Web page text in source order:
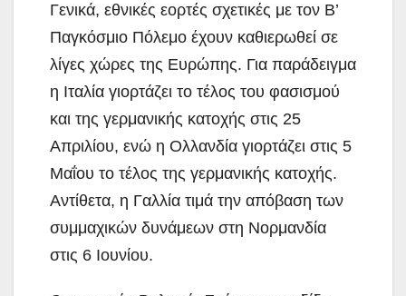
Γενικά, εθνικές εορτές σχετικές με τον Β’
Παγκόσμιο Πόλεμο έχουν καθιερωθεί σε
λίγες χώρες της Ευρώπης. Για παράδειγμα
η Ιταλία γιορτάζει το τέλος του φασισμού
και της γερμανικής κατοχής στις 25
Απριλίου, ενώ η Ολλανδία γιορτάζει στις 5
Μαΐου το τέλος της γερμανικής κατοχής.
Αντίθετα, η Γαλλία τιμά την απόβαση των
συμμαχικών δυνάμεων στη Νορμανδία
στις 6 Ιουνίου.